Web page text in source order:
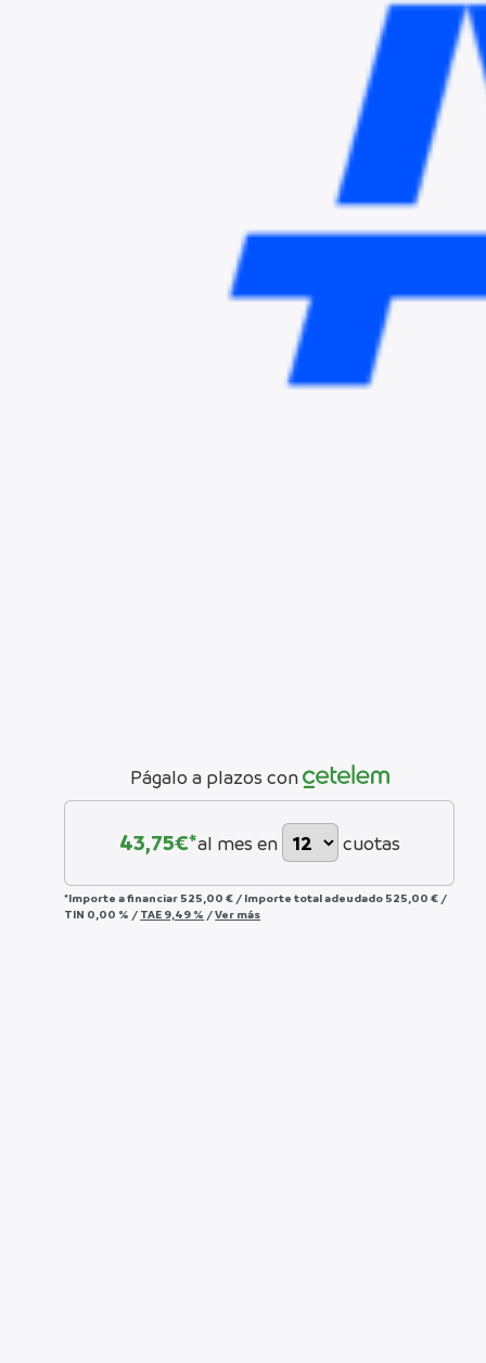
Págalo a plazos con
43,75€*al mes en cuotas
*Importe a financiar 525,00 € / Importe total adeudado 525,00 € /
TIN 0,00 % / TAE 9,49 % /Ver más